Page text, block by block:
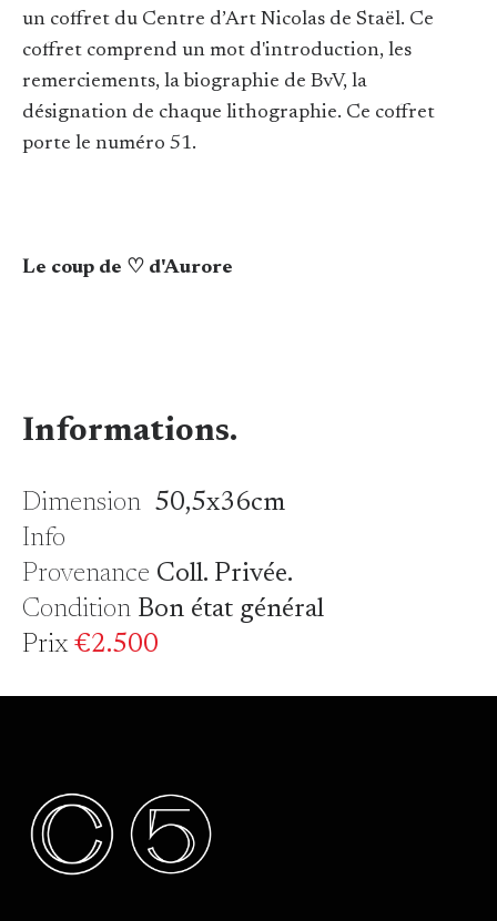
un coffret du Centre d’Art Nicolas de Staël. Ce
coffret comprend un mot d'introduction, les
remerciements, la biographie de BvV, la
désignation de chaque lithographie. Ce coffret
porte le numéro 51.
Le coup de ♡ d'Aurore
Informations.
Dimension50,5x36cm
Info
Provenance Coll. Privée.
Condition Bon état général
Prix€2.500